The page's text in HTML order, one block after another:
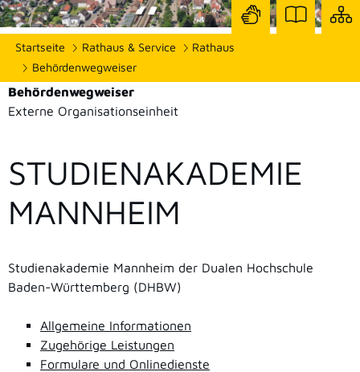
Startseite Rathaus & Service
Rathaus
Behördenwegweiser
Seite
Behördenwegweiser
Externe Organisationseinheit
STUDIENAKADEMIE
MANNHEIM
Studienakademie Mannheim der Dualen Hochschule
Baden-Württemberg (DHBW)
Allgemeine Informationen
Zugehörige Leistungen
Formulare und Onlinedienste